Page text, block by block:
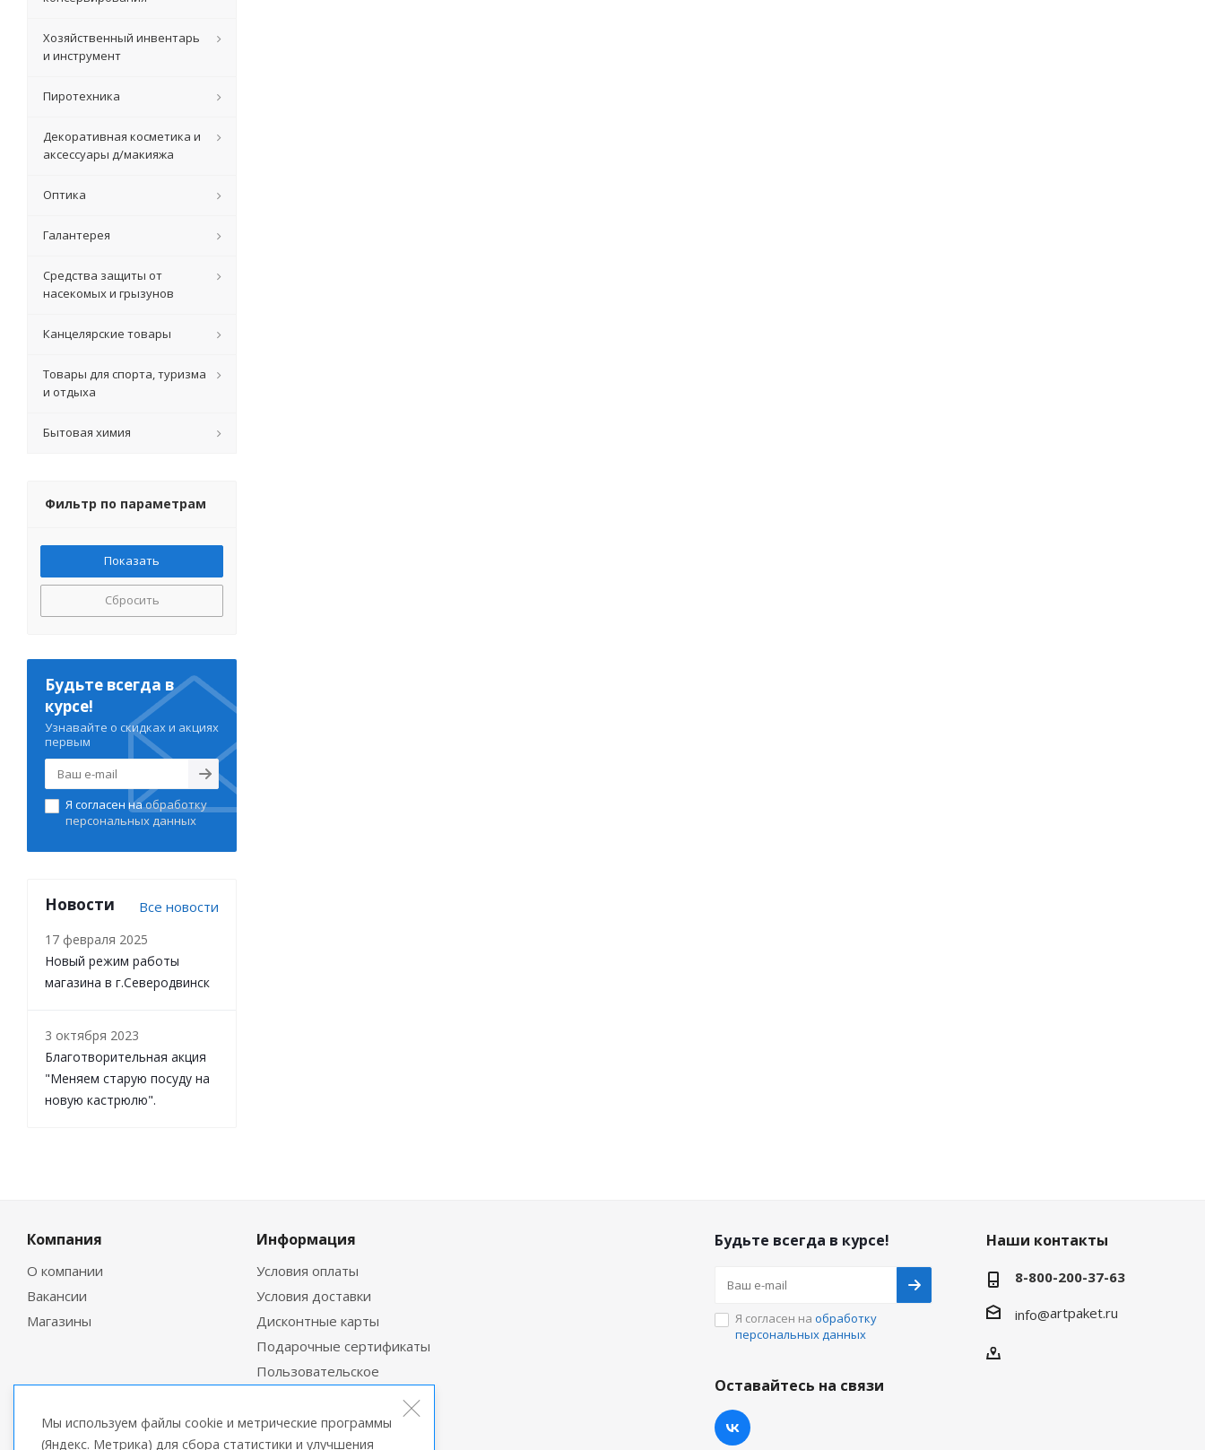
Хозяйственный инвентарь
и инструмент
Пиротехника
Декоративная косметика и
аксессуары д/макияжа
Оптика
Галантерея
Средства защиты от
насекомых и грызунов
Канцелярские товары
Товары для спорта, туризма
и отдыха
Бытовая химия
Фильтр по параметрам
Сбросить
Будьте всегда в
курсе!
Узнавайте о скидках и акциях
первым
Я согласен наобработку
персональных данных
Новости Все новости
17 февраля 2025
Новый режим работы
магазина в г.Северодвинск
3 октября 2023
Благотворительная акция
"Меняем старую посуду на
новую кастрюлю".
Компания
О компании
Вакансии
Магазины
Информация
Условия оплаты
Условия доставки
Дисконтные карты
Подарочные сертификаты
Пользовательское
соглашение
Будьте всегда в курсе!
Я согласен на обработку
персональных данных
Оставайтесь на связи
Наши контакты
8-800-200-37-63
info@artpaket.ru
Мы используем файлы cookie и метрические программы
(Яндекс. Метрика) для сбора статистики и улучшения